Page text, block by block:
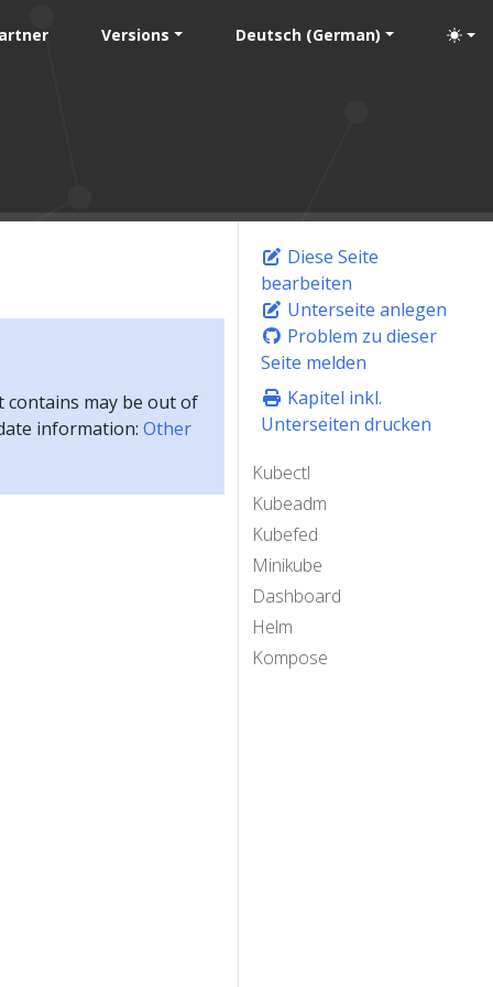
Versions Deutsch (German)
Diese Seite
bearbeiten
Unterseite anlegen
Problem zu dieser
Seite melden
Kapitel inkl.
Unterseiten drucken
Kubectl
Kubeadm
Kubefed
Minikube
Dashboard
Helm
Kompose
may be out of
information: Other